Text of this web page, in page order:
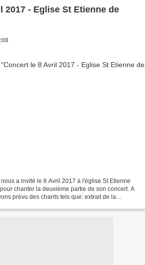
2017 - Eglise St Etienne de
a invité le 8 Avril 2017 à l'église St Etienne
chanter la deuxième partie de son concert. A
prévu des chants tels que: extrait de la